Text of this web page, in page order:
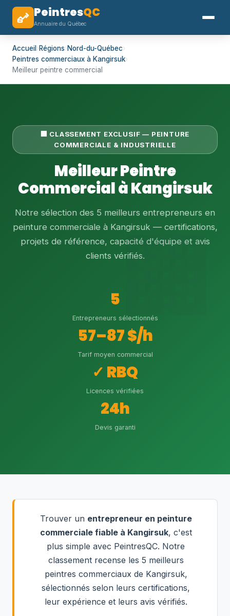
PeintresQC
Annuaire du Québec
Accueil ›Régions›Nord-du-Québec›
Peintres commerciaux à Kangirsuk›
Meilleur peintre commercial
🏢 CLASSEMENT EXCLUSIF — PEINTURE
COMMERCIALE & INDUSTRIELLE
Meilleur Peintre
Commercial à Kangirsuk
Notre sélection des 5 meilleurs entrepreneurs en
peinture commerciale à Kangirsuk — certifications,
projets de référence, capacité d'équipe et avis
clients vérifiés.
5
Entrepreneurs sélectionnés
57–87 $/h
Tarif moyen commercial
✓ RBQ
Licences vérifiées
24h
Devis garanti
Trouver un entrepreneur en peinture
commerciale fiable à Kangirsuk, c'est
plus simple avec PeintresQC. Notre
classement recense les 5 meilleurs
peintres commerciaux de Kangirsuk,
sélectionnés selon leurs certifications,
leur expérience et leurs avis vérifiés.